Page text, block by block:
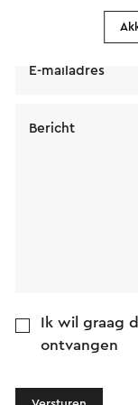
E-mailadres
Bericht
Ik wil graag
ontvangen